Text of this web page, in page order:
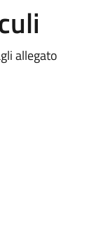
allegato